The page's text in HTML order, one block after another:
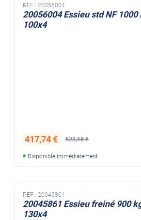
REF : 20056004
20056004 Essieu std NF 1000
100x4
522,18 €
417,74 €
Disponible immédiatement
REF : 20045861
20045861 Essieu freiné 900
130x4